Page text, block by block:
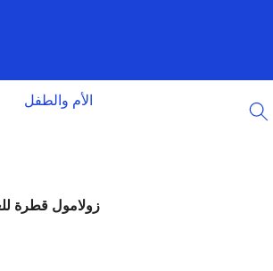
الأم والطفل
زولامول قطرة للعين 5مل لعلاج ارتفاع